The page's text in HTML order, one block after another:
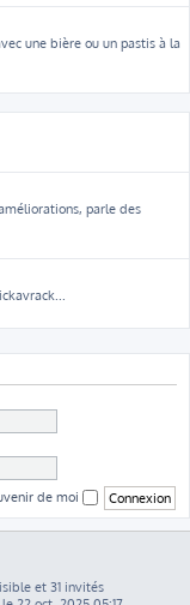
une bière ou un pastis à la
parle des
de moi
et 31 invités